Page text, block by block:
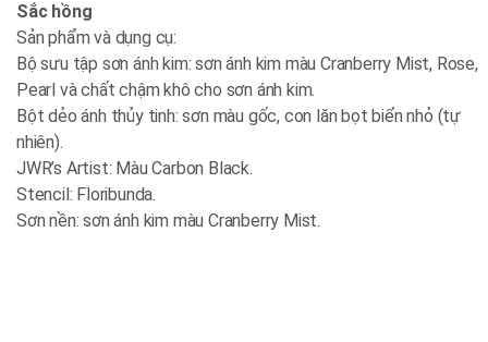
Sắc hồng
Sản phẩm và dụng cụ:
Bộ sưu tập sơn ánh kim: sơn ánh kim màu Cranberry Mist, Rose,
Pearl và chất chậm khô cho sơn ánh kim.
Bột dẻo ánh thủy tinh: sơn màu gốc, con lăn bọt biển nhỏ (tự
nhiên).
JWR’s Artist: Màu Carbon Black.
Stencil: Floribunda.
Sơn nền: sơn ánh kim màu Cranberry Mist.